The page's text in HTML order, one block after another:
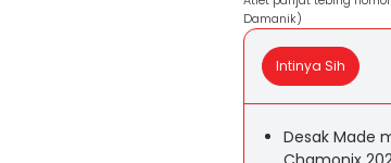
Damanik)
Intinya Sih
Desak Made